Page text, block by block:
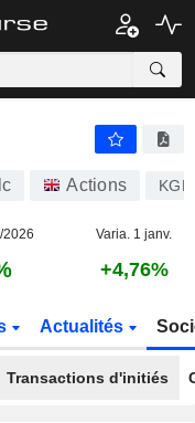
Actions KGF
2026 Varia. 1 janv.
+4,76%
Actualités
Transactions d'initiés